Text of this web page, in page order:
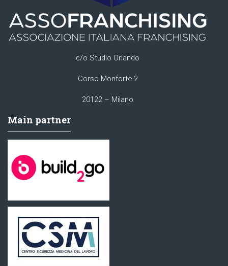
c/o Studio Orlando
Corso Monforte 2
20122 – Milano
Main partner